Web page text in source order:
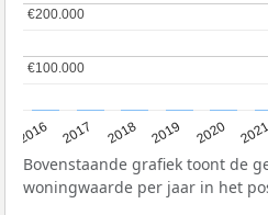
2016 2017 2018 2019 2020 2021
€100.000
€100.000
€200.000
€200.000
Bovenstaande grafiek toont de
woningwaarde per jaar in het